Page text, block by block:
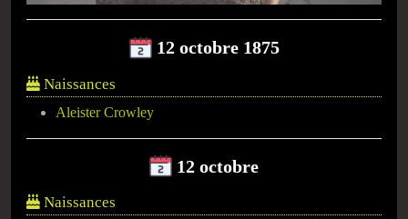
12 octobre 1875
Naissances
Aleister Crowley
12 octobre
Naissances